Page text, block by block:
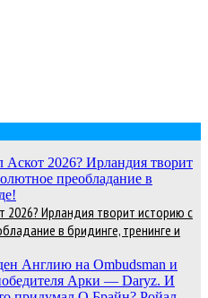
2026? Ирландия творит историю с
в бридинге, тренинге и